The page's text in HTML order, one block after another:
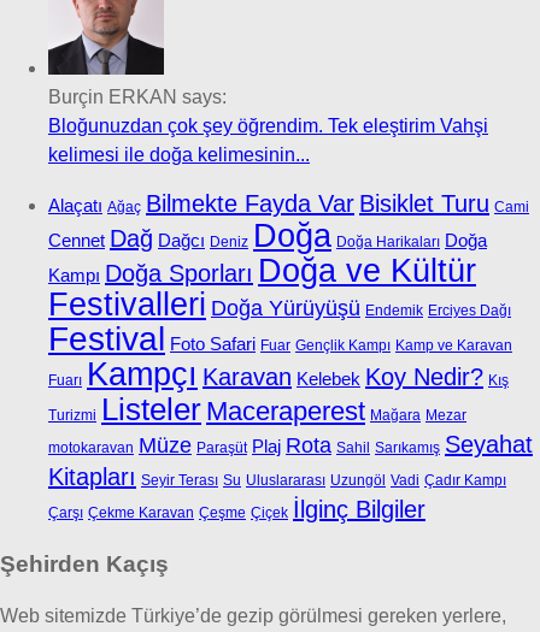
Burçin ERKAN says:
Bloğunuzdan çok şey öğrendim. Tek eleştirim Vahşi
kelimesi ile doğa kelimesinin...
Alaçatı Ağaç Bilmekte Fayda Var Bisiklet Turu Cami
Cennet Dağ Dağcı Deniz Doğa Doğa Harikaları Doğa
Kampı Doğa Sporları Doğa ve Kültür
Festivalleri Doğa Yürüyüşü Endemik Erciyes Dağı
Festival Foto Safari Fuar Gençlik Kampı Kamp ve Karavan
Fuarı Kampçı Karavan Kelebek Koy Nedir? Kış
Turizmi Listeler Maceraperest Mağara Mezar
motokaravan Müze Paraşüt Plaj Rota Sahil Sarıkamış Seyahat
Kitapları Seyir Terası Su Uluslararası Uzungöl Vadi Çadır Kampı
Çarşı Çekme Karavan Çeşme Çiçek İlginç Bilgiler
Şehirden Kaçış
Web sitemizde Türkiye’de gezip görülmesi gereken yerlere,